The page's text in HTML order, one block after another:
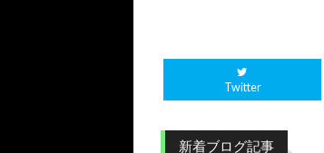
Twitter
新着ブログ記事